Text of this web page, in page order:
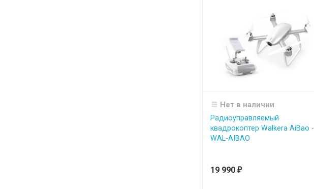
Нет в наличии
Радиоуправляемый
квадрокоптер Walkera AiBao -
WAL-AIBAO
19 990 ₽